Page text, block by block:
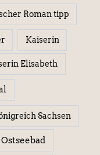
Roman tipp
Kaiserin
Elisabeth
Sachsen
Ostseebad